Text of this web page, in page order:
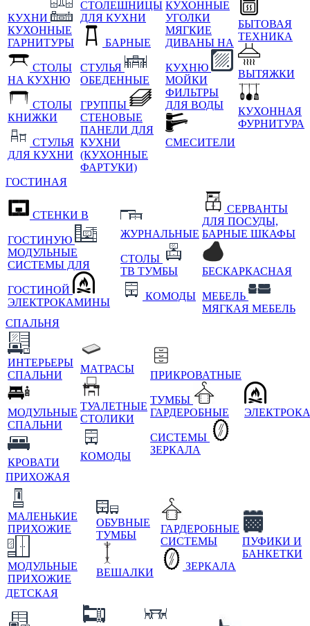
КУХНИ
КУХОННЫЕ
ГАРНИТУРЫ
СТОЛЫ
НА КУХНЮ
СТОЛЫ
КНИЖКИ
СТУЛЬЯ
ДЛЯ КУХНИ
СТОЛЕШНИЦЫ
ДЛЯ КУХНИ
БАРНЫЕ
СТУЛЬЯ
ОБЕДЕННЫЕ
ГРУППЫ
СТЕНОВЫЕ
ПАНЕЛИ ДЛЯ
КУХНИ
(КУХОННЫЕ
ФАРТУКИ)
КУХОННЫЕ
УГОЛКИ
МЯГКИЕ
ДИВАНЫ НА
КУХНЮ
МОЙКИ
ФИЛЬТРЫ
ДЛЯ ВОДЫ
СМЕСИТЕЛИ
БЫТОВАЯ
ТЕХНИКА
ВЫТЯЖКИ
КУХОННАЯ
ФУРНИТУРА
ГОСТИНАЯ
СТЕНКИ В
ГОСТИНУЮ
МОДУЛЬНЫЕ
СИСТЕМЫ ДЛЯ
ГОСТИНОЙ
ЭЛЕКТРОКАМИНЫ
ЖУРНАЛЬНЫЕ
СТОЛЫ
ТВ ТУМБЫ
КОМОДЫ
СЕРВАНТЫ
ДЛЯ ПОСУДЫ,
БАРНЫЕ ШКАФЫ
БЕСКАРКАСНАЯ
МЕБЕЛЬ
МЯГКАЯ МЕБЕЛЬ
СПАЛЬНЯ
ИНТЕРЬЕРЫ
СПАЛЬНИ
МОДУЛЬНЫЕ
СПАЛЬНИ
КРОВАТИ
МАТРАСЫ
ТУАЛЕТНЫЕ
СТОЛИКИ
КОМОДЫ
ПРИКРОВАТНЫЕ
ТУМБЫ
ГАРДЕРОБНЫЕ
СИСТЕМЫ
ЗЕРКАЛА
ПРИХОЖАЯ
МАЛЕНЬКИЕ
ПРИХОЖИЕ
МОДУЛЬНЫЕ
ПРИХОЖИЕ
ОБУВНЫЕ
ТУМБЫ
ВЕШАЛКИ
ГАРДЕРОБНЫЕ
СИСТЕМЫ
ЗЕРКАЛА
ПУФИКИ И
БАНКЕТКИ
ДЕТСКАЯ